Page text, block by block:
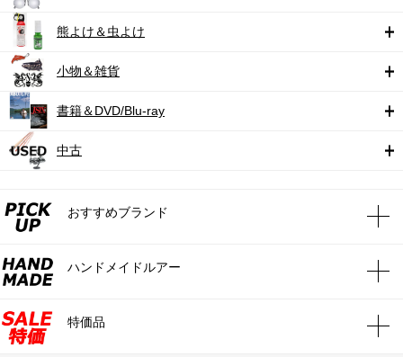
熊よけ＆虫よけ
小物＆雑貨
書籍＆DVD/Blu-ray
中古
おすすめブランド
ハンドメイドルアー
特価品